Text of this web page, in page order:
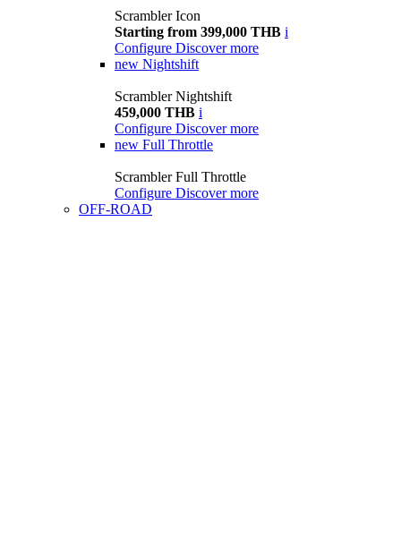
Scrambler Icon
Starting from 399,000 THB i
Configure Discover more
new Nightshift
Scrambler Nightshift
459,000 THB i
Configure Discover more
new Full Throttle
Scrambler Full Throttle
Configure Discover more
OFF-ROAD